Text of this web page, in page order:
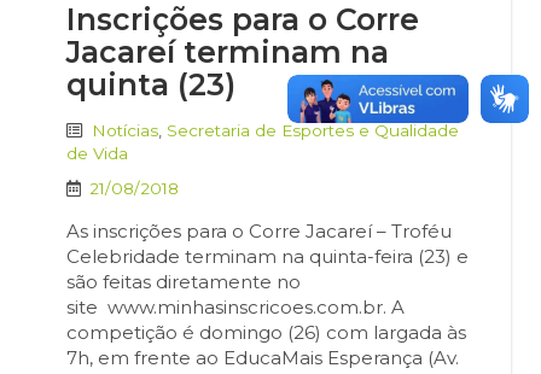
Inscrições para o Corre
Jacareí terminam na
quinta (23)
Notícias Secretaria de Esportes e Qualidade
de Vida
21/08/2018
As inscrições para o Corre Jacareí – Troféu
Celebridade terminam na quinta-feira (23) e
são feitas diretamente no
site www.minhasinscricoes.com.br. A
competição é domingo (26) com largada às
7h, em frente ao EducaMais Esperança (Av.